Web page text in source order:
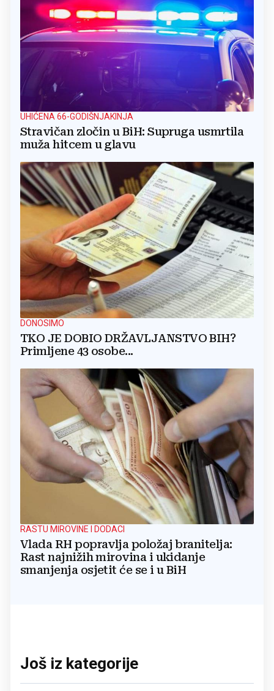
UHIĆENA 66-GODIŠNJAKINJA
Stravičan zločin u BiH: Supruga usmrtila
muža hitcem u glavu
DONOSIMO
TKO JE DOBIO DRŽAVLJANSTVO BIH?
Primljene 43 osobe...
RASTU MIROVINE I DODACI
Vlada RH popravlja položaj branitelja:
Rast najnižih mirovina i ukidanje
smanjenja osjetit će se i u BiH
Još iz kategorije